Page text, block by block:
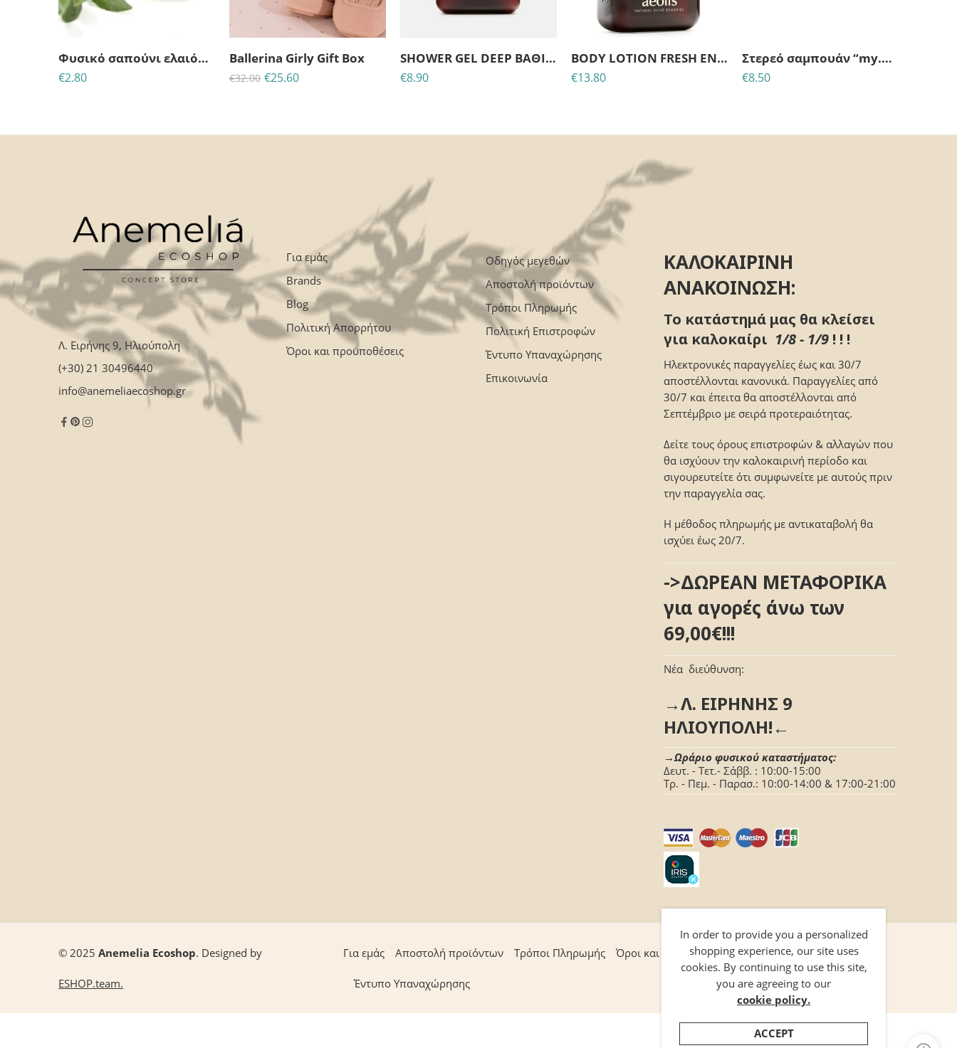
Φυσικό σαπούνι ελαιόλαδου με κανέλα & κουρκουμά
€2.80
Ballerina Girly Gift Box
€32.00 €25.60
SHOWER GEL DEEP ΒΑΘΙΑΣ ΘΡΕΨΗΣ ΜΕ ΒΙΟΛΟΓΙΚΑ ΦΥΛΛΑ ΕΛΙΑΣ & ΝΕΡΟΛΙ 270 ml
€8.90
BODY LOTION FRESH ENERGIZING ΜΕ ΒΙΟΛΟΓΙΚΟ ΣΥΚΟ, ΜΟΣΧΟΛΕΜΟΝΟ & ΔΙΚΤΑΜΟ ΚΡΗΤΗΣ 200 ml
€13.80
Στερεό σαμπουάν “my.Purple”-silver για ξανθά και γκρίζα μαλλιά
€8.50
Λ. Ειρήνης 9, Ηλιούπολη
(+30) 21 30496440
info@anemeliaecoshop.gr
Για εμάς
Brands
Blog
Πολιτική Απορρήτου
Όροι και προϋποθέσεις
Οδηγός μεγεθών
Αποστολή προϊόντων
Τρόποι Πληρωμής
Πολιτική Επιστροφών
Έντυπο Υπαναχώρησης
Επικοινωνία
ΚΑΛΟΚΑΙΡΙΝΗ
ΑΝΑΚΟΙΝΩΣΗ:
Το κατάστημά μας θα κλείσει
για καλοκαίρι 1/8 - 1/9 ! ! !
Ηλεκτρονικές παραγγελίες έως και 30/7
αποστέλλονται κανονικά. Παραγγελίες από
30/7 και έπειτα θα αποστέλλονται από
Σεπτέμβριο με σειρά προτεραιότητας.
Δείτε τους όρους επιστροφών & αλλαγών που
θα ισχύουν την καλοκαιρινή περίοδο και
σιγουρευτείτε ότι συμφωνείτε με αυτούς πριν
την παραγγελία σας.
Η μέθοδος πληρωμής με αντικαταβολή θα
ισχύει έως 20/7.
->ΔΩΡΕΑΝ ΜΕΤΑΦΟΡΙΚΑ
για αγορές άνω των
69,00€!!!
Νέα διεύθυνση:
→Λ. ΕΙΡΗΝΗΣ 9
ΗΛΙΟΥΠΟΛΗ!←
→Ωράριο φυσικού καταστήματος:
Δευτ. - Τετ.- Σάββ. : 10:00-15:00
Τρ. - Πεμ. - Παρασ.: 10:00-14:00 & 17:00-21:00
© 2025 Anemelia Ecoshop. Designed by
ESHOP.team.
Για εμάς Αποστολή προϊόντων Τρόποι Πληρωμής Όροι και προϋποθέσεις Επικοινωνία
Έντυπο Υπαναχώρησης
In order to provide you a personalized
shopping experience, our site uses
cookies. By continuing to use this site,
you are agreeing to our
cookie policy.
ACCEPT